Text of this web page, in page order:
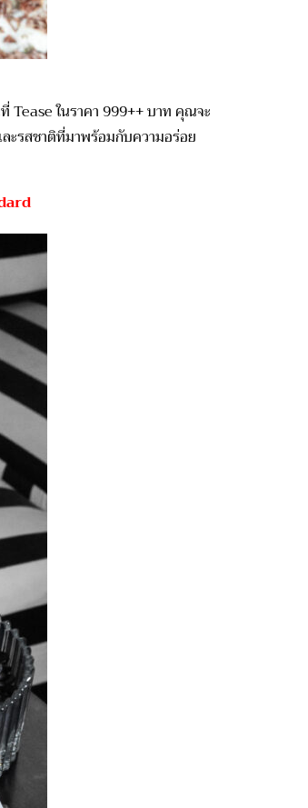
ในราคา 999++ บาท คุณจะ
ะรสชาติที่มาพร้อมกับความอร่อย